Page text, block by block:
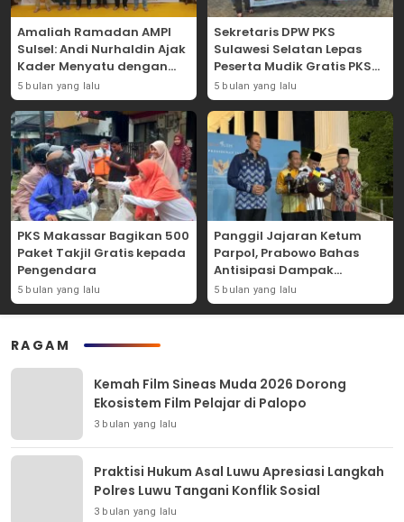
Amaliah Ramadan AMPI
Sulsel: Andi Nurhaldin Ajak
Kader Menyatu dengan
Kaum Dhuafa
5 bulan yang lalu
Sekretaris DPW PKS
Sulawesi Selatan Lepas
Peserta Mudik Gratis PKS
2026
5 bulan yang lalu
PKS Makassar Bagikan 500
Paket Takjil Gratis kepada
Pengendara
5 bulan yang lalu
Panggil Jajaran Ketum
Parpol, Prabowo Bahas
Antisipasi Dampak
Geopolitik Dunia Usia
Konflik Iran-AS
5 bulan yang lalu
RAGAM
Kemah Film Sineas Muda 2026 Dorong
Ekosistem Film Pelajar di Palopo
3 bulan yang lalu
Praktisi Hukum Asal Luwu Apresiasi Langkah
Polres Luwu Tangani Konflik Sosial
3 bulan yang lalu